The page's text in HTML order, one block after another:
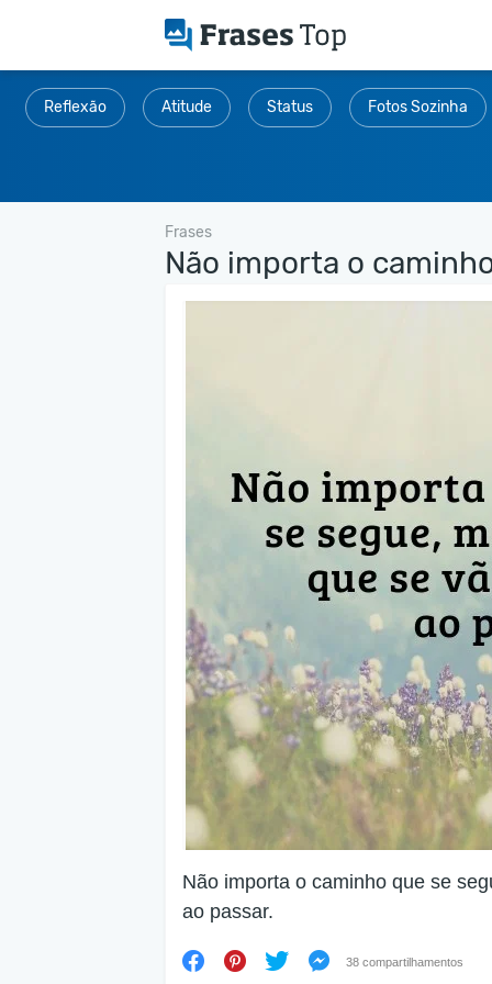
Reflexão Atitude Status Fotos Sozinha
Frases
Não importa o
Não importa o caminho que se
ao passar.
38 compartilhamentos